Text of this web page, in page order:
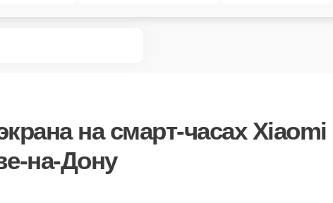
на смарт-часах Xiaomi
на-Дону